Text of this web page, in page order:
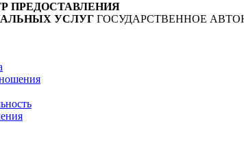
ПРЕДОСТАВЛЕНИЯ
УСЛУГ ГОСУДАРСТВЕННОЕ